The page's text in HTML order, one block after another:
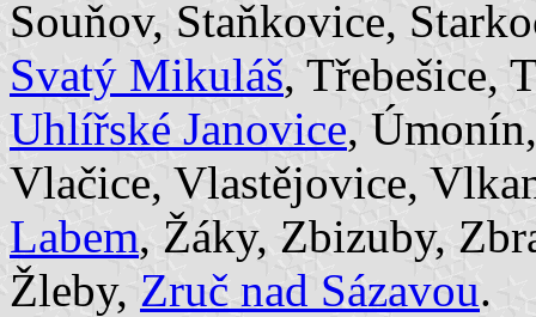
Souňov, Staňkovice,
Svatý Mikuláš, Třebešice,
Uhlířské Janovice,
Vlačice, Vlastějovice,
Labem, Žáky, Zbizuby,
Žleby, Zruč nad Sázavou.